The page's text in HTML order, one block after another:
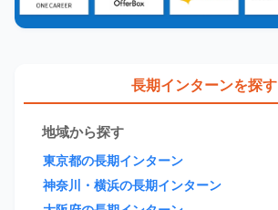
長期インターンを探す
地域から探す
東京都の長期インターン
神奈川・横浜の長期インターン